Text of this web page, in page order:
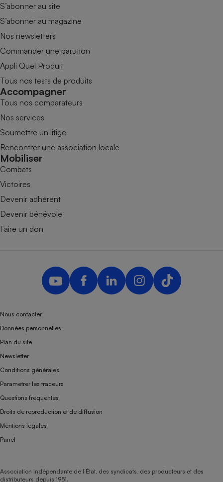
S’abonner au site
S’abonner au magazine
Nos newsletters
Commander une parution
Appli Quel Produit
Tous nos tests de produits
Accompagner
Tous nos comparateurs
Nos services
Soumettre un litige
Rencontrer une association locale
Mobiliser
Combats
Victoires
Devenir adhérent
Devenir bénévole
Faire un don
Nous contacter
Données personnelles
Plan du site
Newsletter
Conditions générales
Paramétrer les traceurs
Questions fréquentes
Droits de reproduction et de diffusion
Mentions légales
Panel
Association indépendante de l’État, des syndicats, des producteurs et des
distributeurs depuis 1951.